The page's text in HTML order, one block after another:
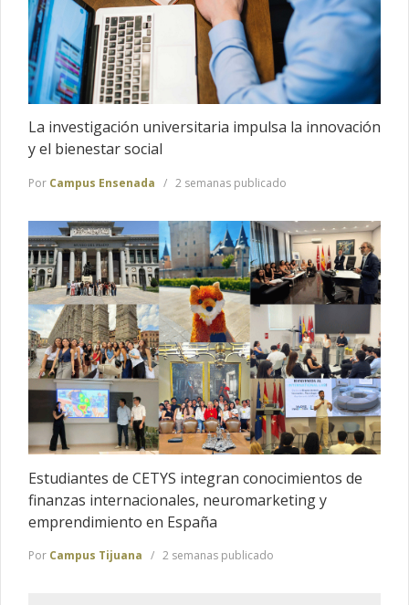
La investigación universitaria impulsa la innovación
y el bienestar social
Por Campus Ensenada 2 semanas publicado
Estudiantes de CETYS integran conocimientos de
finanzas internacionales, neuromarketing y
emprendimiento en España
Por Campus Tijuana 2 semanas publicado